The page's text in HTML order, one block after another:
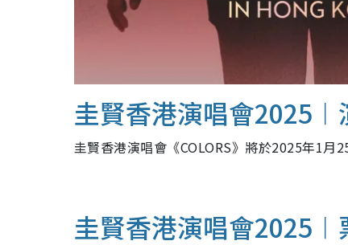
圭賢香港演唱會2025︱
圭賢香港演唱會《COLORS》將於2025年1月
圭賢香港演唱會